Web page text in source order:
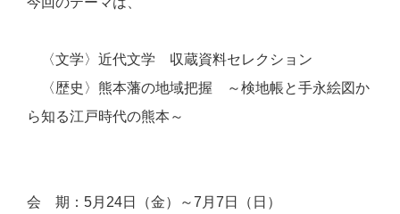
〈文学〉近代文学 収蔵資料セレクション
〈歴史〉熊本藩の地域把握 ～検地帳と手永絵図か
ら知る江戸時代の熊本～
会 期：5月24日（金）～7月7日（日）